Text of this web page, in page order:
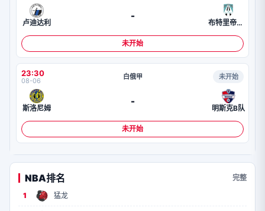
卢迪达利
-
布特里帝沙兰德
未开始
23:30
08-06 白俄甲 未开始
斯洛尼姆
-
明斯克B队
未开始
NBA排名
完整
1
猛龙